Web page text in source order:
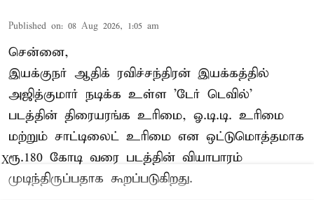
Published on: 08 Aug 2026, 1:05 am
சென்னை,
இயக்குநர் ஆதிக் ரவிச்சந்திரன் இயக்கத்தில்
அஜித்குமார் நடிக்க உள்ள 'டேர் டெவில்'
படத்தின் திரையரங்க உரிமை, ஓ.டி.டி. உரிமை
மற்றும் சாட்டிலைட் உரிமை என ஒட்டுமொத்தமாக
ரூ.180 கோடி வரை படத்தின் வியாபாரம்
முடிந்திருப்பதாக கூறப்படுகிறது.
X